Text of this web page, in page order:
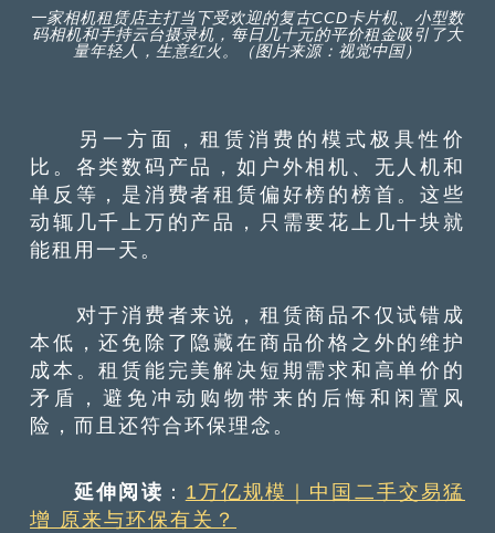
一家相机租赁店主打当下受欢迎的复古CCD卡片机、小型数
码相机和手持云台摄录机，每日几十元的平价租金吸引了大
量年轻人，生意红火。（图片来源：视觉中国）
另一方面，租赁消费的模式极具性价
比。各类数码产品，如户外相机、无人机和
单反等，是消费者租赁偏好榜的榜首。这些
动辄几千上万的产品，只需要花上几十块就
能租用一天。
对于消费者来说，租赁商品不仅试错成
本低，还免除了隐藏在商品价格之外的维护
成本。租赁能完美解决短期需求和高单价的
矛盾，避免冲动购物带来的后悔和闲置风
险，而且还符合环保理念。
延伸阅读 ： 1万亿规模｜中国二手交易猛
增 原来与环保有关？